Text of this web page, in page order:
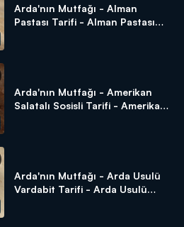
Arda'nın Mutfağı - Alman
Pastası Tarifi - Alman Pastası
Arda'nın Mutfağı - Amerikan
Salatalı Sosisli Tarifi - Amerikan
Arda'nın Mutfağı - Arda Usulü
Vardabit Tarifi - Arda Usulü